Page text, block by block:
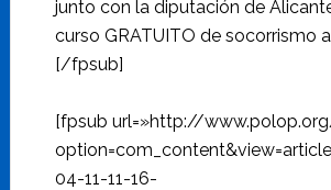
junto con la diputación de
curso GRATUITO de socorrismo
[/fpsub]
[fpsub url=»http://
04-11-11-16-